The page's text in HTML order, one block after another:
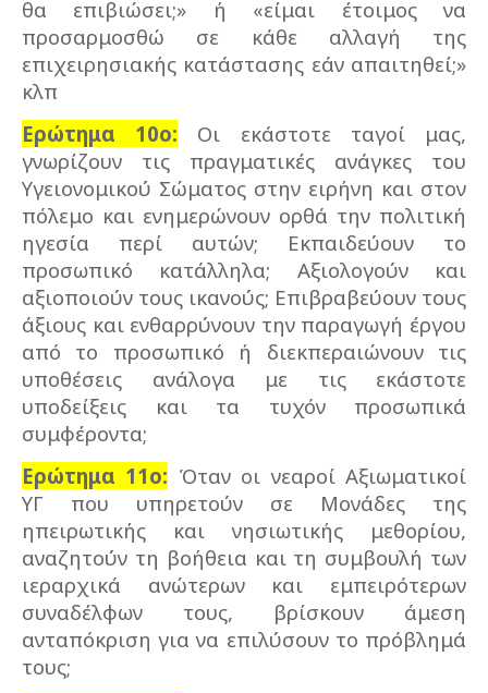
θα επιβιώσει;» ή «είμαι έτοιμος να
προσαρμοσθώ σε κάθε αλλαγή της
επιχειρησιακής κατάστασης εάν απαιτηθεί;»
κλπ
Ερώτημα 10ο: Οι εκάστοτε ταγοί μας,
γνωρίζουν τις πραγματικές ανάγκες του
Υγειονομικού Σώματος στην ειρήνη και στον
πόλεμο και ενημερώνουν ορθά την πολιτική
ηγεσία περί αυτών; Εκπαιδεύουν το
προσωπικό κατάλληλα; Αξιολογούν και
αξιοποιούν τους ικανούς; Επιβραβεύουν τους
άξιους και ενθαρρύνουν την παραγωγή έργου
από το προσωπικό ή διεκπεραιώνουν τις
υποθέσεις ανάλογα με τις εκάστοτε
υποδείξεις και τα τυχόν προσωπικά
συμφέροντα;
Ερώτημα 11ο: Όταν οι νεαροί Αξιωματικοί
ΥΓ που υπηρετούν σε Μονάδες της
ηπειρωτικής και νησιωτικής μεθορίου,
αναζητούν τη βοήθεια και τη συμβουλή των
ιεραρχικά ανώτερων και εμπειρότερων
συναδέλφων τους, βρίσκουν άμεση
ανταπόκριση για να επιλύσουν το πρόβλημά
τους;